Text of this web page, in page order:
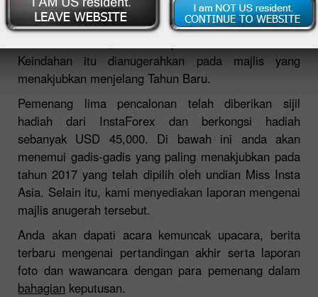
Musim ke-8 pertandingan kecantikan antarabangsa,
Keindahan itu dianugerahkan pada majlis yang
menakjubkan menjelang Tahun Baru.
Pemenang lima pencalonan telah diberikan sijil
hadiah dari InstaForex dan berkongsi hadiah
sebanyak USD 45,000. Di bawah ini anda akan
menemui gadis-gadis yang paling menakjubkan pada
tahun 2017 yang telah dipilih oleh undian Miss Insta
Asia. Selain itu, kami menyediakan laporan mengenai
majlis anugerah tersebut.
Anda akan dapati acara kemuncak upacara, berita
terbaru mengenai pertandingan akhir serta laporan
foto dan wawancara dengan para pemenang dalam
bahagian keputusan.